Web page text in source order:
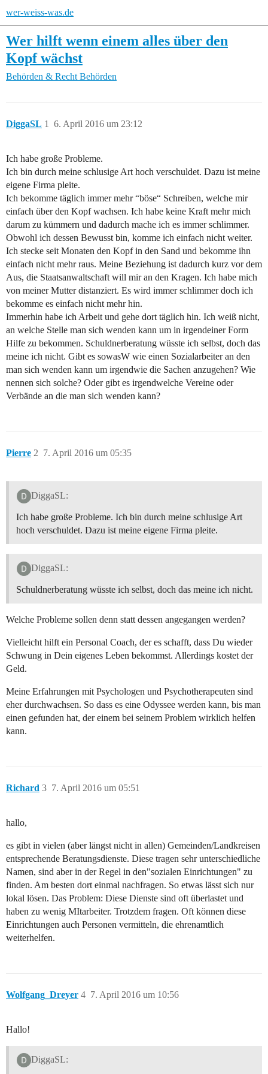
wer-weiss-was.de
Wer hilft wenn einem alles über den
Kopf wächst
Behörden & Recht Behörden
DiggaSL 6. April 2016 um 23:12
1
Ich habe große Probleme.
Ich bin durch meine schlusige Art hoch verschuldet. Dazu ist meine
eigene Firma pleite.
Ich bekomme täglich immer mehr “böse“ Schreiben, welche mir
einfach über den Kopf wachsen. Ich habe keine Kraft mehr mich
darum zu kümmern und dadurch mache ich es immer schlimmer.
Obwohl ich dessen Bewusst bin, komme ich einfach nicht weiter.
Ich stecke seit Monaten den Kopf in den Sand und bekomme ihn
einfach nicht mehr raus. Meine Beziehung ist dadurch kurz vor dem
Aus, die Staatsanwaltschaft will mir an den Kragen. Ich habe mich
von meiner Mutter distanziert. Es wird immer schlimmer doch ich
bekomme es einfach nicht mehr hin.
Immerhin habe ich Arbeit und gehe dort täglich hin. Ich weiß nicht,
an welche Stelle man sich wenden kann um in irgendeiner Form
Hilfe zu bekommen. Schuldnerberatung wüsste ich selbst, doch das
meine ich nicht. Gibt es sowasW wie einen Sozialarbeiter an den
man sich wenden kann um irgendwie die Sachen anzugehen? Wie
nennen sich solche? Oder gibt es irgendwelche Vereine oder
Verbände an die man sich wenden kann?
Pierre 7. April 2016 um 05:35
2
DiggaSL:
Ich habe große Probleme. Ich bin durch meine schlusige Art
hoch verschuldet. Dazu ist meine eigene Firma pleite.
DiggaSL:
Schuldnerberatung wüsste ich selbst, doch das meine ich nicht.
Welche Probleme sollen denn statt dessen angegangen werden?
Vielleicht hilft ein Personal Coach, der es schafft, dass Du wieder
Schwung in Dein eigenes Leben bekommst. Allerdings kostet der
Geld.
Meine Erfahrungen mit Psychologen und Psychotherapeuten sind
eher durchwachsen. So dass es eine Odyssee werden kann, bis man
einen gefunden hat, der einem bei seinem Problem wirklich helfen
kann.
Richard 7. April 2016 um 05:51
3
hallo,
es gibt in vielen (aber längst nicht in allen) Gemeinden/Landkreisen
entsprechende Beratungsdienste. Diese tragen sehr unterschiedliche
Namen, sind aber in der Regel in den"sozialen Einrichtungen" zu
finden. Am besten dort einmal nachfragen. So etwas lässt sich nur
lokal lösen. Das Problem: Diese Dienste sind oft überlastet und
haben zu wenig MItarbeiter. Trotzdem fragen. Oft können diese
Einrichtungen auch Personen vermitteln, die ehrenamtlich
weiterhelfen.
Wolfgang_Dreyer 7. April 2016 um 10:56
4
Hallo!
DiggaSL: